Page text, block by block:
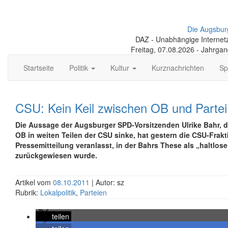
Die
DAZ - Unabhängige
Freitag, 07.08.2026 -
Startseite
Politik Kultur Kurznachrichten
CSU: Kein Keil zwischen OB und Partei
Die Aussage der Augsburger SPD-Vorsitzenden Ulrike Bahr,
OB in weiten Teilen der CSU sinke, hat gestern die CSU-
Pressemitteilung veranlasst, in der Bahrs These als
zurückgewiesen wurde.
Artikel vom 08.10.2011 | Autor: sz
Rubrik: Lokalpolitik, Parteien
teilen